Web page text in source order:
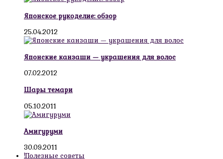
Японское рукоделие: обзор
25.04.2012
Японские канзаши — украшения для волос
07.02.2012
Шары темари
05.10.2011
Амигуруми
30.09.2011
!Полезные советы